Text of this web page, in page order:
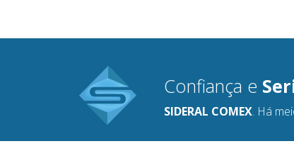
Confiança e
SIDERAL COMEX. Há